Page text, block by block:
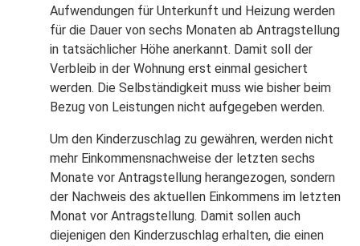
Aufwendungen für Unterkunft und Heizung werden
für die Dauer von sechs Monaten ab Antragstellung
in tatsächlicher Höhe anerkannt. Damit soll der
Verbleib in der Wohnung erst einmal gesichert
werden. Die Selbständigkeit muss wie bisher beim
Bezug von Leistungen nicht aufgegeben werden.
Um den Kinderzuschlag zu gewähren, werden nicht
mehr Einkommensnachweise der letzten sechs
Monate vor Antragstellung herangezogen, sondern
der Nachweis des aktuellen Einkommens im letzten
Monat vor Antragstellung. Damit sollen auch
diejenigen den Kinderzuschlag erhalten, die einen